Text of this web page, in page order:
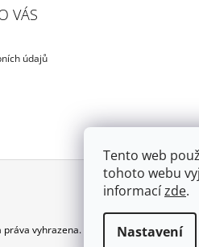
Tento web
tohoto webu
informacízde.
Nastavení
VÁS
údajů
práva vyhrazena. Upravit nastavení cookies